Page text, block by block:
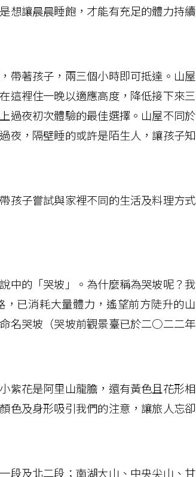
想讓晨晨睡飽，才能有充足的體力持續
帶著孩子，兩三個小時即可抵達。山屋
這裡住一晚以適應高度，降低接下來三
過夜初次體驗的最佳選擇。山屋不同於
夜，隔壁睡的或許是陌生人，讓孩子知
孩子嘗試與家裡不同的生活及料理方式
中的「哭坡」。為什麼稱為哭坡呢？我
已消耗大量體力，遙望前方陡升的山
名哭坡（哭坡前觀景臺已於二○二二年
紫花是阿里山龍膽，還有黃色且花形相
色及身形吸引我們的注意，讓旅人忘卻
段及北二段；南湖大山、中央尖山、甘